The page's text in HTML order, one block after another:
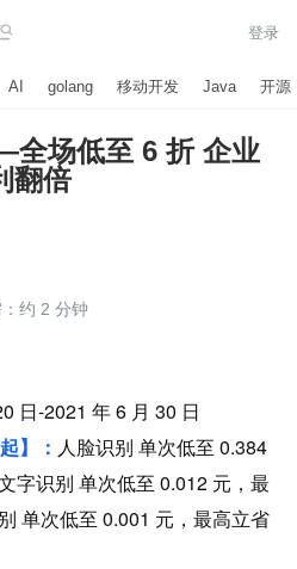
登录
AI golang 移动开发 Java 开源
全场低至 6 折 企业
翻倍
约 2 分钟
日-2021 年 6 月 30 日
】： 人脸识别 单次低至 0.384
字识别 单次低至 0.012 元，最
单次低至 0.001 元，最高立省